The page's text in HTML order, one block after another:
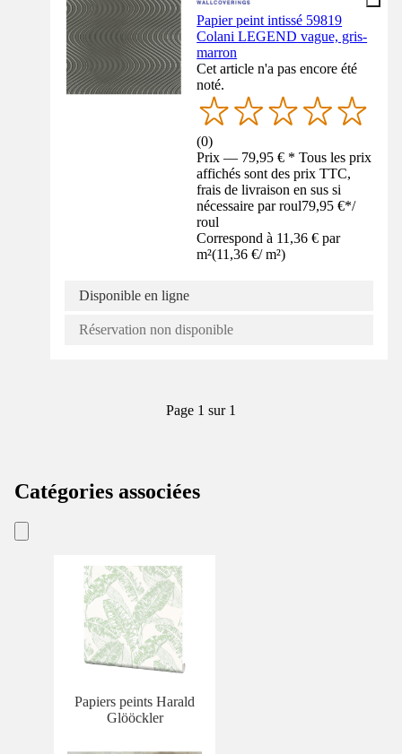
Papier peint intissé 59819
Colani LEGEND vague, gris-
marron
Cet article n'a pas encore été
noté.
(0)
Prix — 79,95 € * Tous les prix
affichés sont des prix TTC,
frais de livraison en sus si
nécessaire par roul79,95 €*/
roul
Correspond à 11,36 € par
m²(11,36 €/ m²)
Disponible en ligne
Réservation non disponible
Page 1 sur 1
Catégories associées
Papiers peints Harald
Glööckler